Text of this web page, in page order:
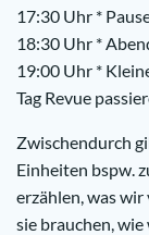
17:30 Uhr *
18:30 Uhr *
19:00 Uhr *
Tag Revue
Zwischendurch
Einheiten bspw.
erzählen, was
sie brauchen,